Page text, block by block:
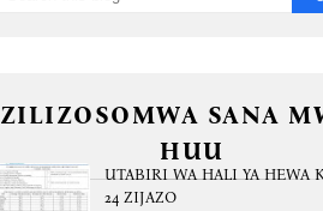
ZILIZOSOMWA SANA
HUU
UTABIRI WA HALI YA HEWA
24 ZIJAZO